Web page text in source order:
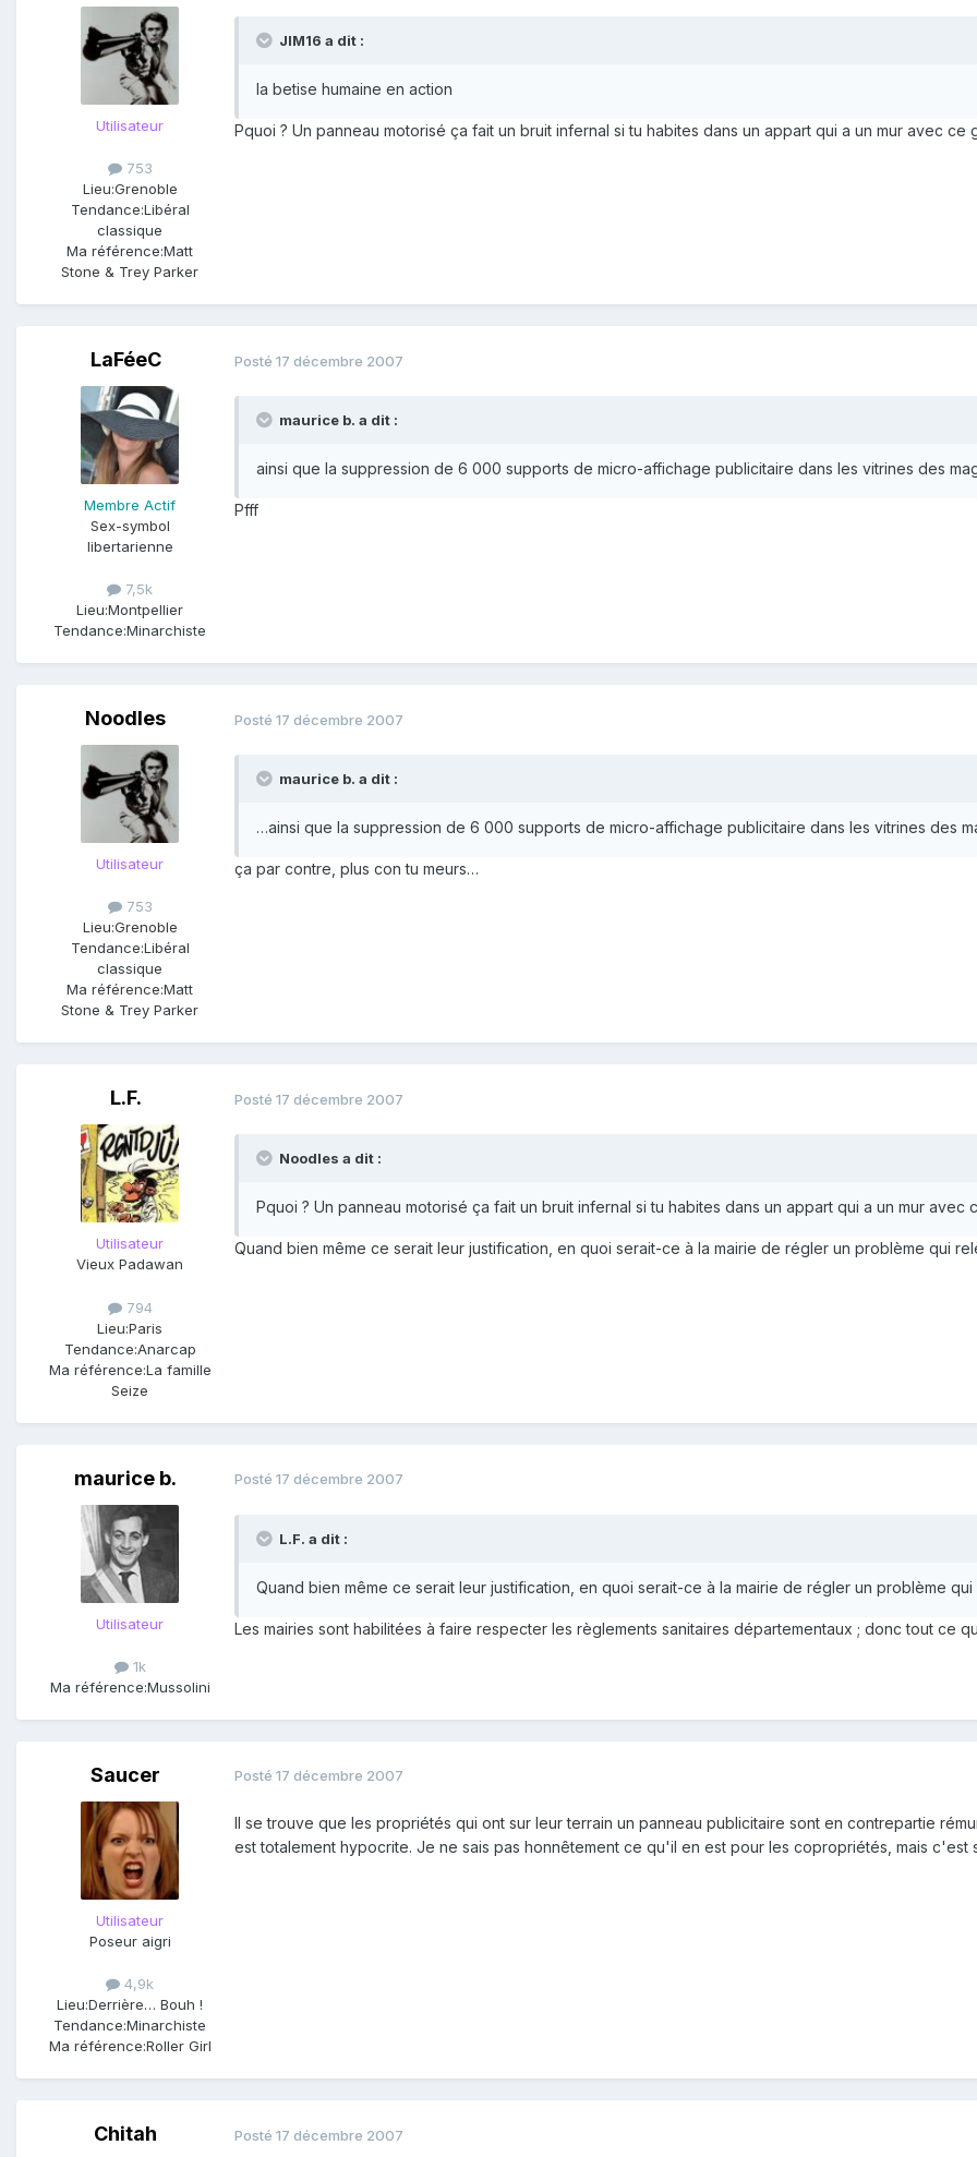
Utilisateur
753
Lieu:Grenoble
Tendance:Libéral
classique
Ma référence:Matt
Stone & Trey Parker
JIM16 a dit :
la betise humaine en action
Pquoi ? Un panneau motorisé ça fait un bruit infernal si tu habites dans un appart qui a un mur avec
LaFéeC
Membre Actif
Sex-symbol
libertarienne
7,5k
Lieu:Montpellier
Tendance:Minarchiste
Posté 17 décembre 2007
maurice b. a dit :
ainsi que la suppression de 6 000 supports de micro-affichage publicitaire dans les vitrines des
Pfff
Noodles
Utilisateur
753
Lieu:Grenoble
Tendance:Libéral
classique
Ma référence:Matt
Stone & Trey Parker
Posté 17 décembre 2007
maurice b. a dit :
…ainsi que la suppression de 6 000 supports de micro-affichage publicitaire dans les vitrines des
ça par contre, plus con tu meurs…
L.F.
Utilisateur
Vieux Padawan
794
Lieu:Paris
Tendance:Anarcap
Ma référence:La famille
Seize
Posté 17 décembre 2007
Noodles a dit :
Pquoi ? Un panneau motorisé ça fait un bruit infernal si tu habites dans un appart qui a un mur
Quand bien même ce serait leur justification, en quoi serait-ce à la mairie de régler un problème qui
maurice b.
Utilisateur
1k
Ma référence:Mussolini
Posté 17 décembre 2007
L.F. a dit :
Quand bien même ce serait leur justification, en quoi serait-ce à la mairie de régler un problème
Les mairies sont habilitées à faire respecter les règlements sanitaires départementaux ; donc tout ce
Saucer
Utilisateur
Poseur aigri
4,9k
Lieu:Derrière… Bouh !
Tendance:Minarchiste
Ma référence:Roller Girl
Posté 17 décembre 2007
Il se trouve que les propriétés qui ont sur leur terrain un panneau publicitaire sont en contrepartie
est totalement hypocrite. Je ne sais pas honnêtement ce qu'il en est pour les copropriétés, mais c'est
Chitah Posté 17 décembre 2007